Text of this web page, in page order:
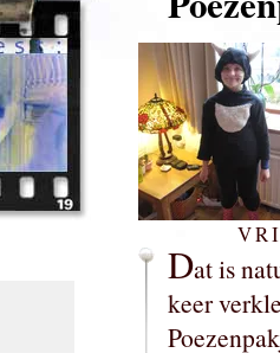
Dat is
keer